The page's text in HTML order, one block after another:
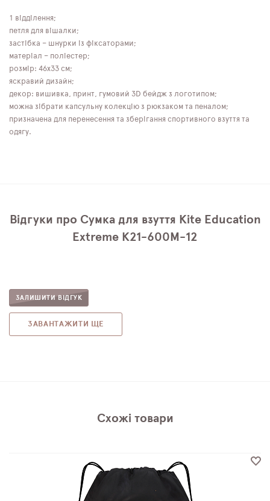
1 відділення;
петля для вішалки;
застібка – шнурки із фіксаторами;
матеріал – поліестер;
розмір: 46x33 см;
яскравий дизайн;
декор: вишивка, принт, гумовий 3D бейдж з логотипом;
можна зібрати капсульну колекцію з рюкзаком та пеналом;
призначена для перенесення та зберігання спортивного взуття та
одягу.
Відгуки про Сумка для взуття Kite Education
Extreme K21-600M-12
ЗАЛИШИТИ ВІДГУК
ЗАВАНТАЖИТИ ЩЕ
Схожі товари